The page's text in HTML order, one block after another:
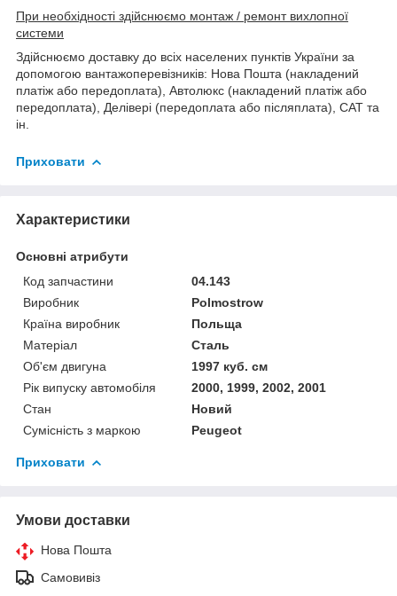
При необхідності здійснюємо монтаж / ремонт вихлопної
системи
Здійснюємо доставку до всіх населених пунктів України за
допомогою вантажоперевізників: Нова Пошта (накладений
платіж або передоплата), Автолюкс (накладений платіж або
передоплата), Делівері (передоплата або післяплата), САТ та
ін.
Приховати
Характеристики
Основні атрибути
Код запчастини
04.143
Виробник
Polmostrow
Країна виробник
Польща
Матеріал
Сталь
Об'єм двигуна
1997 куб. см
Рік випуску автомобіля
2000, 1999, 2002, 2001
Стан
Новий
Сумісність з маркою
Peugeot
Приховати
Умови доставки
Нова Пошта
Самовивіз